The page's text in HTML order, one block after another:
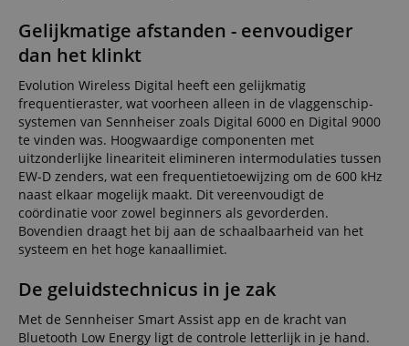
Gelijkmatige afstanden - eenvoudiger
dan het klinkt
Evolution Wireless Digital heeft een gelijkmatig
frequentieraster, wat voorheen alleen in de vlaggenschip-
systemen van Sennheiser zoals Digital 6000 en Digital 9000
te vinden was. Hoogwaardige componenten met
uitzonderlijke lineariteit elimineren intermodulaties tussen
EW-D zenders, wat een frequentietoewijzing om de 600 kHz
naast elkaar mogelijk maakt. Dit vereenvoudigt de
coördinatie voor zowel beginners als gevorderden.
Bovendien draagt het bij aan de schaalbaarheid van het
systeem en het hoge kanaallimiet.
De geluidstechnicus in je zak
Met de Sennheiser Smart Assist app en de kracht van
Bluetooth Low Energy ligt de controle letterlijk in je hand.